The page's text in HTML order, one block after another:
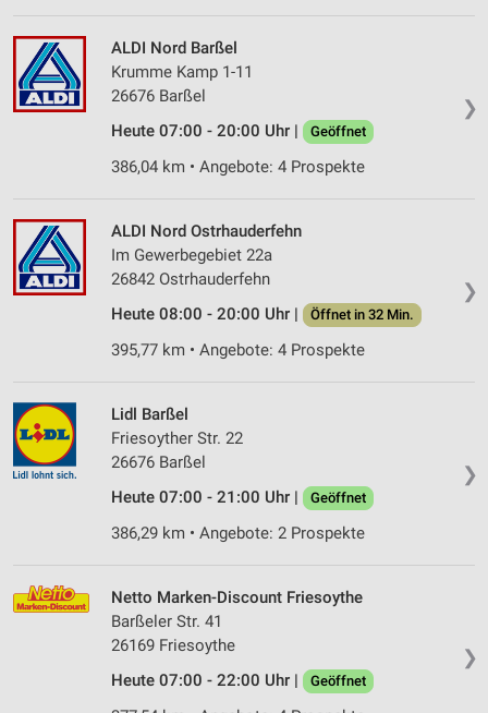
❯
ALDI Nord Barßel
Krumme Kamp 1-11
26676 Barßel
Heute 07:00 - 20:00 Uhr |
Geöffnet
386,04 km • Angebote: 4 Prospekte
❯
ALDI Nord Ostrhauderfehn
Im Gewerbegebiet 22a
26842 Ostrhauderfehn
Heute 08:00 - 20:00 Uhr |
Öffnet in 32 Min.
395,77 km • Angebote: 4 Prospekte
❯
Lidl Barßel
Friesoyther Str. 22
26676 Barßel
Heute 07:00 - 21:00 Uhr |
Geöffnet
386,29 km • Angebote: 2 Prospekte
❯
Netto Marken-Discount Friesoythe
Barßeler Str. 41
26169 Friesoythe
Heute 07:00 - 22:00 Uhr |
Geöffnet